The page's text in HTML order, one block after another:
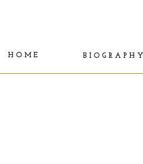
H O M E B I O G R A P H Y